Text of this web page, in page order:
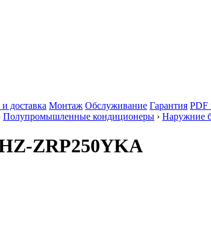
доставка Монтаж Обслуживание Гарантия PDF
Полупромышленные кондиционеры › Наружние
ZRP250YKA